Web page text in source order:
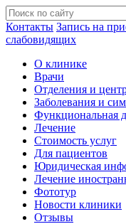
Контакты Запись на
слабовидящих
О клинике
Врачи
Отделения и
Заболевания и
Функциональная
Лечение
Стоимость услуг
Для пациентов
Юридическая
Лечение
Фототур
Новости клиники
Отзывы